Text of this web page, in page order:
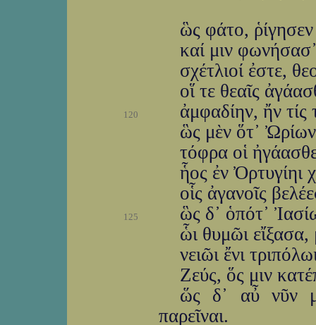
ὣς φάτο,
καί μιν
σχέτλιοί ἐστε,
οἵ τε θεαῖς
120
ἀμφαδίην, ἤν τίς
ὣς μὲν ὅτ᾽
τόφρα οἱ
ἧος ἐν Ὀρτυγίηι
οἷς ἀγανοῖς
125
ὣς δ᾽ ὁπότ᾽
ὧι θυμῶι εἴξασα,
νειῶι ἔνι
Ζεύς, ὅς μιν
ὥς δ᾽ αὖ νῦν
παρεῖναι.